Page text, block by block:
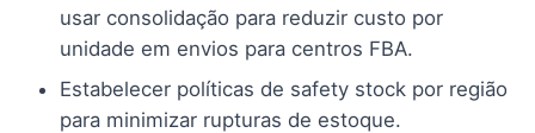
usar consolidação para reduzir custo por
unidade em envios para centros FBA.
Estabelecer políticas de safety stock por região
para minimizar rupturas de estoque.